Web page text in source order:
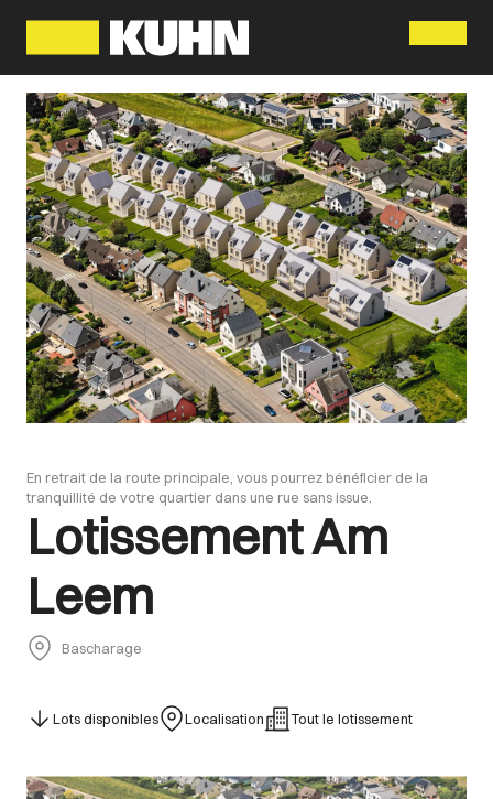
En retrait de la route principale, vous pourrez bénéficier de la
tranquillité de votre quartier dans une rue sans issue.
Lotissement Am
Leem
Bascharage
Lots disponibles Localisation Tout le lotissement
Images Gallery
Menu